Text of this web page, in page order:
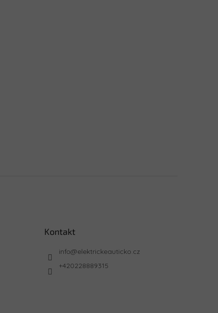
Kontakt
info@elektrickeauticko.cz
+420228889315